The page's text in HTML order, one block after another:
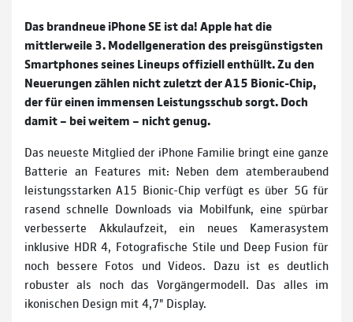
Das brandneue iPhone SE ist da! Apple hat die
mittlerweile 3. Modellgeneration des preisgünstigsten
Smartphones seines Lineups offiziell enthüllt. Zu den
Neuerungen zählen nicht zuletzt der A15 Bionic-Chip,
der für einen immensen Leistungsschub sorgt. Doch
damit – bei weitem – nicht genug.
Das neueste Mitglied der iPhone Familie bringt eine ganze
Batterie an Features mit: Neben dem atemberaubend
leistungsstarken A15 Bionic-Chip verfügt es über 5G für
rasend schnelle Downloads via Mobilfunk, eine spürbar
verbesserte Akkulaufzeit, ein neues Kamerasystem
inklusive HDR 4, Fotografische Stile und Deep Fusion für
noch bessere Fotos und Videos. Dazu ist es deutlich
robuster als noch das Vorgängermodell. Das alles im
ikonischen Design mit 4,7" Display.